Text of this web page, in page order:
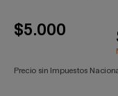
$5.000
Precio sin Impuestos